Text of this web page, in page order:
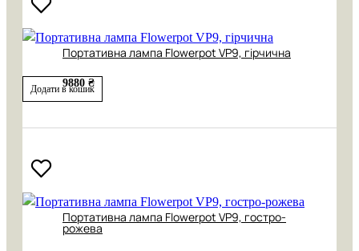
Портативна лампа Flowerpot VP9, гірчична
9880 ₴
Додати в кошик
Портативна лампа Flowerpot VP9, гостро-
рожева